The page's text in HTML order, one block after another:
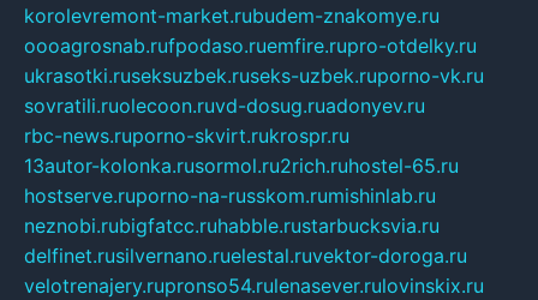
korolevremont-market.rubudem-znakomye.ru
oooagrosnab.rufpodaso.ruemfire.rupro-otdelky.ru
ukrasotki.ruseksuzbek.ruseks-uzbek.ruporno-vk.ru
sovratili.ruolecoon.ruvd-dosug.ruadonyev.ru
rbc-news.ruporno-skvirt.rukrospr.ru
13autor-kolonka.rusormol.ru2rich.ruhostel-65.ru
hostserve.ruporno-na-russkom.rumishinlab.ru
neznobi.rubigfatcc.ruhabble.rustarbucksvia.ru
delfinet.rusilvernano.ruelestal.ruvektor-doroga.ru
velotrenajery.rupronso54.rulenasever.rulovinskix.ru